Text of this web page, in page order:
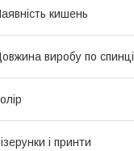
кишень
виробу по спинці
і принти